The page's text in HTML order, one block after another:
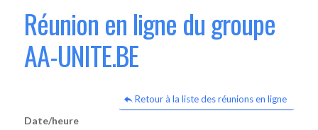
Réunion en ligne du groupe
AA-UNITE.BE
Retour à la liste des réunions en ligne
Date/heure